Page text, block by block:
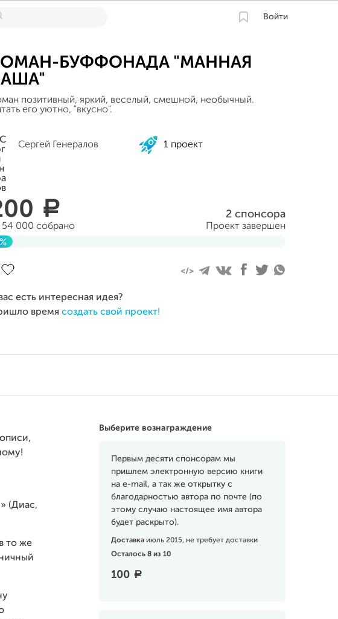
Войти
БУФФОНАДА "МАННАЯ
позитивный, яркий, веселый, смешной, необычный.
его уютно, "вкусно".
Сергей Генералов 1 проект
a
54 000 собрано
2 спонсора
Проект завершен
есть интересная идея?
время создать свой проект!
Выберите вознаграждение
Первым десяти спонсорам мы
пришлем электронную версию книги
на e-mail, а так же открытку с
благодарностью автора по почте (по
этому случаю настоящее имя автора
будет раскрыто).
Доставка июль 2015, не требует доставки
Осталось 8 из 10
100 a
(Диас,
то же